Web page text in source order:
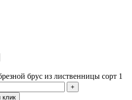
брус из лиственницы сорт 1
клик